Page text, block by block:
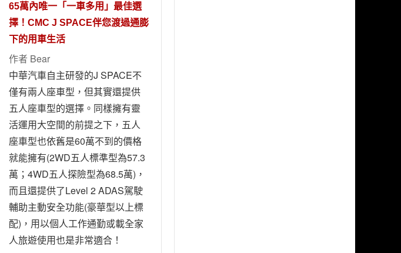
65萬內唯一「一車多用」最佳選
擇！CMC J SPACE伴您渡過通膨
下的用車生活
作者 Bear
中華汽車自主研發的J SPACE不
僅有兩人座車型，但其實還提供
五人座車型的選擇。同樣擁有靈
活運用大空間的前提之下，五人
座車型也依舊是60萬不到的價格
就能擁有(2WD五人標準型為57.3
萬；4WD五人探險型為68.5萬)，
而且還提供了Level 2 ADAS駕駛
輔助主動安全功能(豪華型以上標
配)，用以個人工作通勤或載全家
人旅遊使用也是非常適合！